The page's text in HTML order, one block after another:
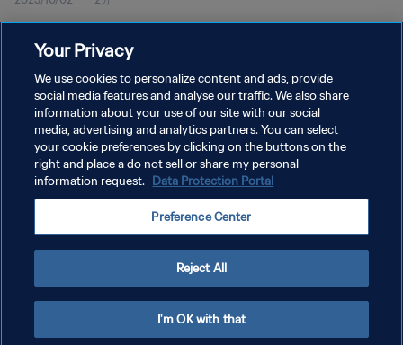
リオ・マルティネス・プラダノスで行われたブラジル対モロッコ
のハイライトを視聴。
プライバシーポリシー
クッキー設定の管理
Copyright © 1994 - 2026 FIFA. All rights reserved.
Your Privacy
We use cookies to personalize content and ads, provide
social media features and analyse our traffic. We also share
information about your use of our site with our social
media, advertising and analytics partners. You can select
your cookie preferences by clicking on the buttons on the
right and place a do not sell or share my personal
information request. Data Protection Portal
Preference Center
Reject All
I'm OK with that